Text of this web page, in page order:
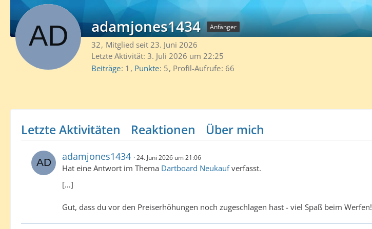
adamjones1434 Anfänger
32 Mitglied seit 23. Juni 2026
Letzte Aktivität: 3. Juli 2026 um 22:25
Beiträge 1 Punkte 5 Profil-Aufrufe 66
Letzte Aktivitäten Reaktionen Über mich
adamjones1434 24. Juni 2026 um 21:06
Hat eine Antwort im Thema Dartboard Neukaufverfasst.
[…]
Gut, dass du vor den Preiserhöhungen noch zugeschlagen hast - viel Spaß beim Werfen!